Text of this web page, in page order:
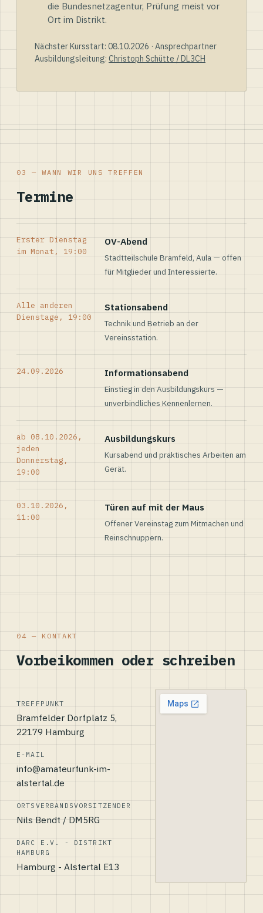
die Bundesnetzagentur, Prüfung meist vor
Ort im Distrikt.
Nächster Kursstart: 08.10.2026 · Ansprechpartner
Ausbildungsleitung: Christoph Schütte / DL3CH
03 — WANN WIR UNS TREFFEN
Termine
Erster Dienstag
im Monat, 19:00
OV-Abend
Stadtteilschule Bramfeld, Aula — offen
für Mitglieder und Interessierte.
Alle anderen
Dienstage, 19:00
Stationsabend
Technik und Betrieb an der
Vereinsstation.
24.09.2026 Informationsabend
Einstieg in den Ausbildungskurs —
unverbindliches Kennenlernen.
ab 08.10.2026,
jeden
Donnerstag,
19:00
Ausbildungskurs
Kursabend und praktisches Arbeiten am
Gerät.
03.10.2026,
11:00
Türen auf mit der Maus
Offener Vereinstag zum Mitmachen und
Reinschnuppern.
04 — KONTAKT
Vorbeikommen oder schreiben
TREFFPUNKT
Bramfelder Dorfplatz 5,
22179 Hamburg
E-MAIL
info@amateurfunk-im-
alstertal.de
ORTSVERBANDSVORSITZENDER
Nils Bendt / DM5RG
DARC E.V. - DISTRIKT
HAMBURG
Hamburg - Alstertal E13